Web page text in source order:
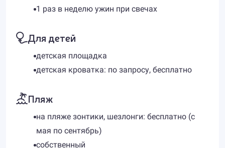
1 раз в неделю ужин при свечах
Для детей
детская площадка
детская кроватка: по запросу, бесплатно
Пляж
на пляже зонтики, шезлонги: бесплатно (с
мая по сентябрь)
собственный